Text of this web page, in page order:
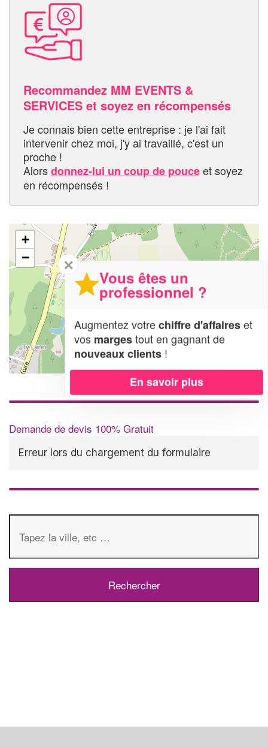
Recommandez MM EVENTS &
SERVICES et soyez en récompensés
Je connais bien cette entreprise : je l'ai fait
intervenir chez moi, j'y ai travaillé, c'est un
proche !
Alorsdonnez-lui un coup de pouceet soyez
en récompensés !
+
−
Leaflet| Map data ©OpenStreetMap contributors,CC-BY-SA
Demande de devis 100% Gratuit
Erreur lors du chargement du formulaire
✕
Vous êtes un
professionnel ?
Augmentez votrechiffre d'affaireset
vos margestout en gagnant de
nouveaux clients !
En savoir plus